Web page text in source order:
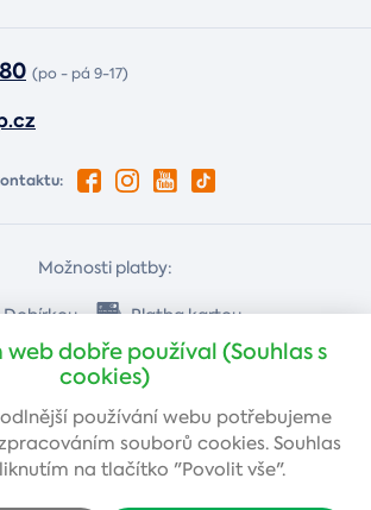
(po - pá 9-17)
Možnosti platby:
Dobírkou Platba kartou
web dobře používal (Souhlas s
cookies)
používání webu potřebujeme
souborů cookies. Souhlas
na tlačítko "Povolit vše".